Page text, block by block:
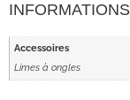
Accessoires
Limes à ongles